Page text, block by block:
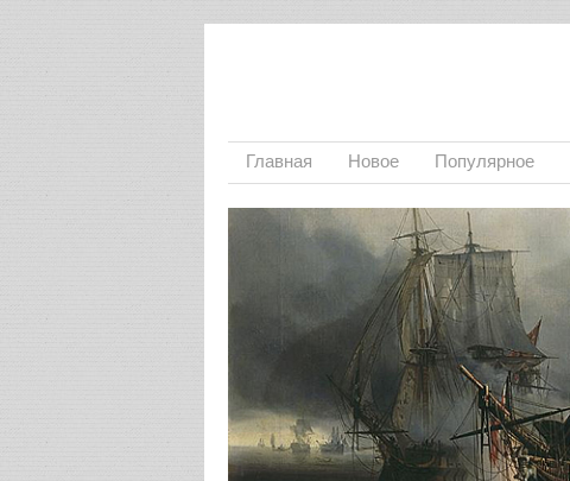
Главная Новое Популярное